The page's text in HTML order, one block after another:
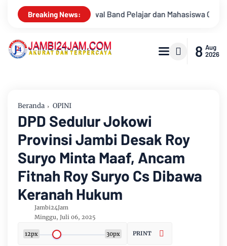
Breaking News:
Mahasiswa OJK Provinsi Jambi 2026, Unjuk Kreativitas di
8 Aug
2026
Beranda OPINI
DPD Sedulur Jokowi
Provinsi Jambi Desak Roy
Suryo Minta Maaf, Ancam
Fitnah Roy Suryo Cs Dibawa
Keranah Hukum
Jambi24Jam
Minggu, Juli 06, 2025
12px 30px PRINT